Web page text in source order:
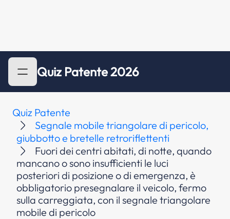
Quiz Patente 2026
Quiz Patente
Segnale mobile triangolare di pericolo,
giubbotto e bretelle retroriflettenti
Fuori dei centri abitati, di notte, quando
mancano o sono insufficienti le luci
posteriori di posizione o di emergenza, è
obbligatorio presegnalare il veicolo, fermo
sulla carreggiata, con il segnale triangolare
mobile di pericolo